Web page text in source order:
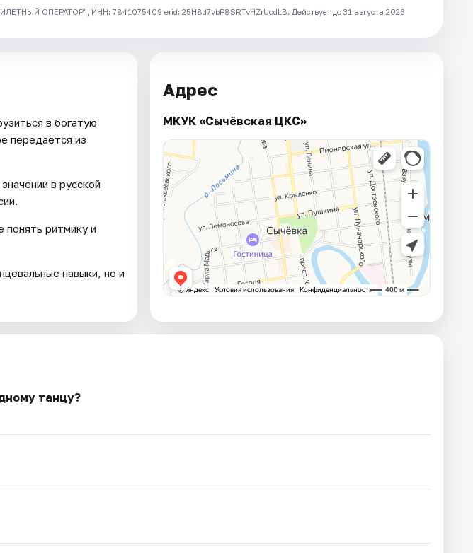
ОПЕРАТОР", ИНН: 7841075409 erid: 25H8d7vbP8SRTvHZrUcdLB. Действует до 31 августа 2026
в богатую
передается из
в русской
ритмику и
навыки, но и
Адрес
МКУК «Сычёвская ЦКС»
танцу?